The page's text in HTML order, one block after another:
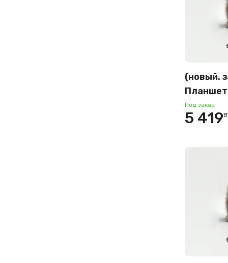
(новый.
Планшет
Tab S9+
12GB/
Под заказ
5 419